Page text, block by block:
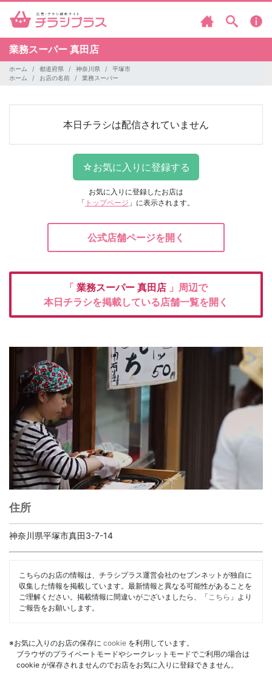
業務スーパー 真田店
ホーム 都道府県 神奈川県
平塚市
ホーム
お店の名前 業務スーパー
本日チラシは配信されていません
お気に入りに登録したお店は
「 トップページ 」に表示されます。
公式店舗ページを開く
「 業務スーパー 真田店 」周辺で
本日チラシを掲載している店舗一覧を開く
住所
神奈川県平塚市真田3-7-14
こちらのお店の情報は、チラシプラス運営会社のセブンネットが独自に
収集した情報を掲載しています。最新情報と異なる可能性があることを
ご理解ください。掲載情報に間違いがございましたら、「 こちら 」より
ご報告をお願いします。
※お気に入りのお店の保存に cookie を利用しています。
ブラウザのプライベートモードやシークレットモードでご利用の場合は
cookie が保存されませんのでお店をお気に入りに登録できません。